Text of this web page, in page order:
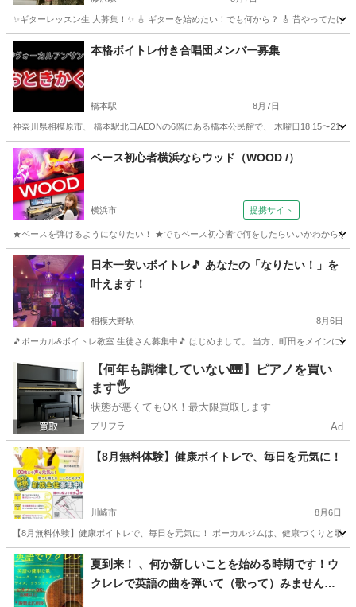
✨ギターレッスン生 大募集！✨ 🎸 ギターを始めたい！でも何から？ 🎸 昔やってた
神奈川 藤沢市 藤沢駅 ギター レッスン
本格ボイトレ付き合唱団メンバー募集
橋本駅 8月7日
神奈川県相模原市、 橋本駅北口AEONの6階にある橋本公民館で、 木曜日18:15〜
神奈川 相模原市 橋本駅 ボーカル 合唱団
ベース初心者横浜ならウッド（WOOD /）
横浜市 提携サイト
★ベースを弾けるようになりたい！ ★でもベース初心者で何をしたらいいかわから
神奈川 横浜市 ベース
日本一安いボイトレ🎵 あなたの「なりたい！」を
叶えます！
相模大野駅 8月6日
🎵ボーカル&ボイトレ教室 生徒さん募集中🎵 はじめまして。 当方、町田をメインに
神奈川 相模原市 相模大野駅 ボーカル レッスン
【何年も調律していない🎹】ピアノを買い
ます🖐️
状態が悪くてもOK！最大限買取します
プリフラ Ad
【8月無料体験】健康ボイトレで、毎日を元気に！
川崎市 8月6日
【8月無料体験】健康ボイトレで、毎日を元気に！ ボーカルジムは、健康づくりと
神奈川 川崎市 ボーカル
夏到来！ 、何か新しいことを始める時期です！ウ
クレレで英語の曲を弾いて（歌って）みません